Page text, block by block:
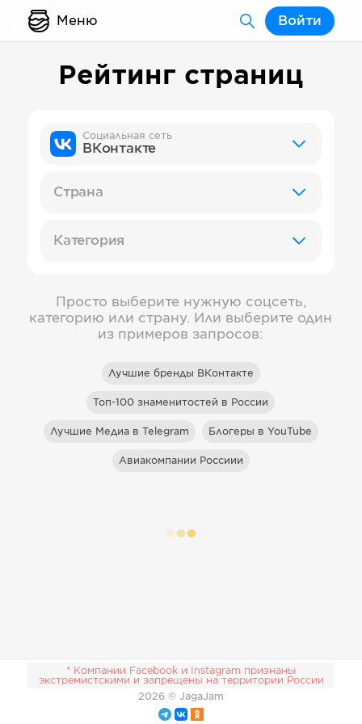
Меню Войти
Рейтинг страниц
Социальная сеть
ВКонтакте
Страна
Категория
Просто выберите нужную соцсеть,
категорию или страну. Или выберите один
из примеров запросов:
Лучшие бренды ВКонтакте
Топ-100 знаменитостей в России
Лучшие Медиа в Telegram Блогеры в YouTube
Авиакомпании Россиии
* Компании Facebook и Instagram признаны
экстремистскими и запрещены на территории России
2026 © JagaJam